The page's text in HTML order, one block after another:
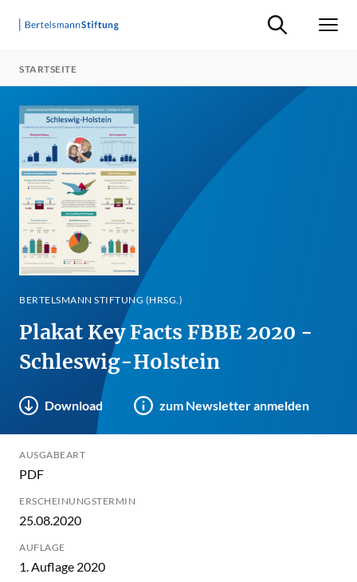
Suche ein-/
STARTSEITE
BERTELSMANN STIFTUNG (HRSG.)
Plakat Key Facts FBBE 2020 -
Schleswig-Holstein
Download zum Newsletter anmelden
AUSGABEART
PDF
ERSCHEINUNGSTERMIN
25.08.2020
AUFLAGE
1. Auflage 2020